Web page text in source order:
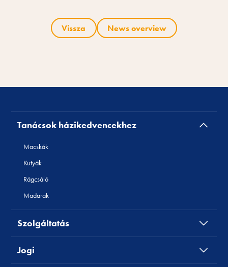
Vissza News overview
Tanácsok házikedvencekhez
Macskák
Kutyák
Rágcsáló
Madarak
Szolgáltatás
Jogi